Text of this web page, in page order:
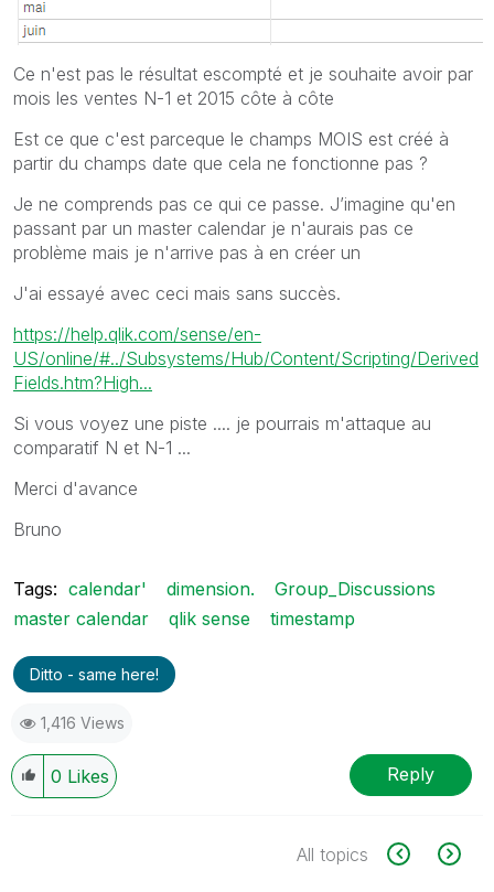
Ce n'est pas le résultat escompté et je souhaite avoir par
mois les ventes N-1 et 2015 côte à côte
Est ce que c'est parceque le champs MOIS est créé à
partir du champs date que cela ne fonctionne pas ?
Je ne comprends pas ce qui ce passe. J’imagine qu'en
passant par un master calendar je n'aurais pas ce
problème mais je n'arrive pas à en créer un
J'ai essayé avec ceci mais sans succès.
https://help.qlik.com/sense/en-
US/online/#../Subsystems/Hub/Content/Scripting/Derived
Fields.htm?High...
Si vous voyez une piste .... je pourrais m'attaque au
comparatif N et N-1 ...
Merci d'avance
Bruno
Tags: calendar' dimension.
Group_Discussions
master calendar
qlik sense timestamp
Ditto - same here!
1,416 Views
0 Likes Reply
All topics